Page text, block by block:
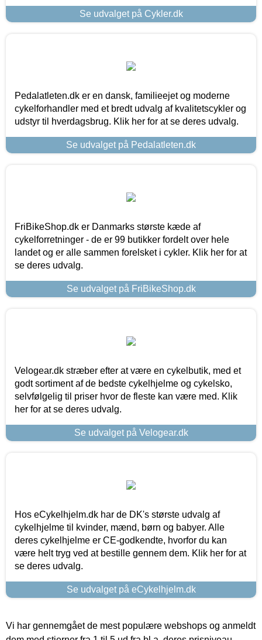
Se udvalget på Cykler.dk
Pedalatleten.dk er en dansk, familieejet og moderne
cykelforhandler med et bredt udvalg af kvalitetscykler og
udstyr til hverdagsbrug. Klik her for at se deres udvalg.
Se udvalget på Pedalatleten.dk
FriBikeShop.dk er Danmarks største kæde af
cykelforretninger - de er 99 butikker fordelt over hele
landet og er alle sammen forelsket i cykler. Klik her for at
se deres udvalg.
Se udvalget på FriBikeShop.dk
Velogear.dk stræber efter at være en cykelbutik, med et
godt sortiment af de bedste cykelhjelme og cykelsko,
selvfølgelig til priser hvor de fleste kan være med. Klik
her for at se deres udvalg.
Se udvalget på Velogear.dk
Hos eCykelhjelm.dk har de DK's største udvalg af
cykelhjelme til kvinder, mænd, børn og babyer. Alle
deres cykelhjelme er CE-godkendte, hvorfor du kan
være helt tryg ved at bestille gennem dem. Klik her for at
se deres udvalg.
Se udvalget på eCykelhjelm.dk
Vi har gennemgået de mest populære webshops og anmeldt